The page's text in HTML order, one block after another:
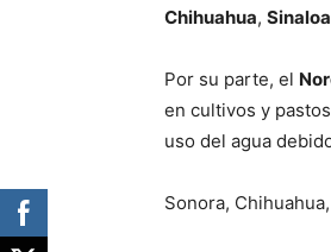
Chihuahua, Sinaloa
Por su parte, el
en cultivos y
uso del agua
Sonora,